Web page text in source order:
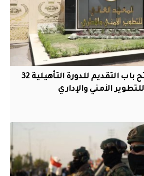
الداخلية تعلن فتح باب التقديم للدورة التأهيلية 32
الأمني والإداري